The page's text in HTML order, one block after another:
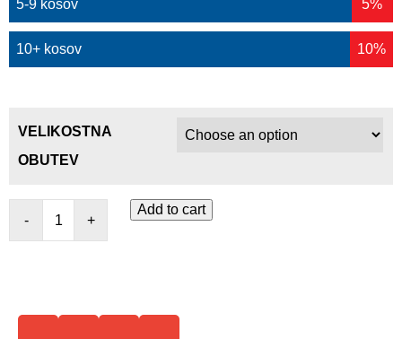
5-9 kosov 5%
10+ kosov 10%
VELIKOSTNA
OBUTEV
- +
Add to cart